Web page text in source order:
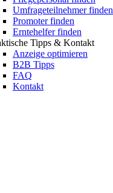
Umfrageteilnehmer finden
Promoter finden
Erntehelfer finden
Tipps & Kontakt
Anzeige optimieren
B2B Tipps
FAQ
Kontakt